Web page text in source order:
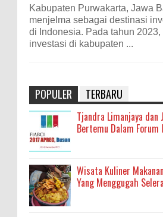
Kabupaten Purwakarta, Jawa
menjelma sebagai destinasi
di Indonesia. Pada tahun
investasi di kabupaten ...
POPULER TERBARU
Tjandra Limanjaya dan
Bertemu Dalam Forum
Wisata Kuliner
Yang Menggugah Selera